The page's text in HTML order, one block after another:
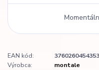
EAN kód:
3760260454353
Výrobca:
montale